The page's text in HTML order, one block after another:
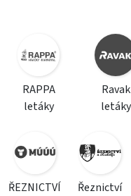
RAPPA
letáky
Ravak
letáky
ŘEZNICTVÍ
Řeznictví